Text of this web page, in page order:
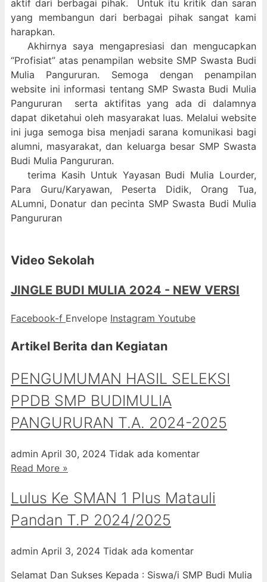
aktif dari berbagai pihak. Untuk itu kritik dan saran
yang membangun dari berbagai pihak sangat kami
harapkan.
Akhirnya saya mengapresiasi dan mengucapkan
“Profisiat” atas penampilan website SMP Swasta Budi
Mulia Pangururan. Semoga dengan penampilan
website ini informasi tentang SMP Swasta Budi Mulia
Pangururan serta aktifitas yang ada di dalamnya
dapat diketahui oleh masyarakat luas. Melalui website
ini juga semoga bisa menjadi sarana komunikasi bagi
alumni, masyarakat, dan keluarga besar SMP Swasta
Budi Mulia Pangururan.
terima Kasih Untuk Yayasan Budi Mulia Lourder,
Para Guru/Karyawan, Peserta Didik, Orang Tua,
ALumni, Donatur dan pecinta SMP Swasta Budi Mulia
Pangururan
Video Sekolah
JINGLE BUDI MULIA 2024 - NEW VERSI
Facebook-f Envelope Instagram Youtube
Artikel Berita dan Kegiatan
PENGUMUMAN HASIL SELEKSI
PPDB SMP BUDIMULIA
PANGURURAN T.A. 2024-2025
admin April 30, 2024 Tidak ada komentar
Read More »
Lulus Ke SMAN 1 Plus Matauli
Pandan T.P 2024/2025
admin April 3, 2024 Tidak ada komentar
Selamat Dan Sukses Kepada : Siswa/i SMP Budi Mulia